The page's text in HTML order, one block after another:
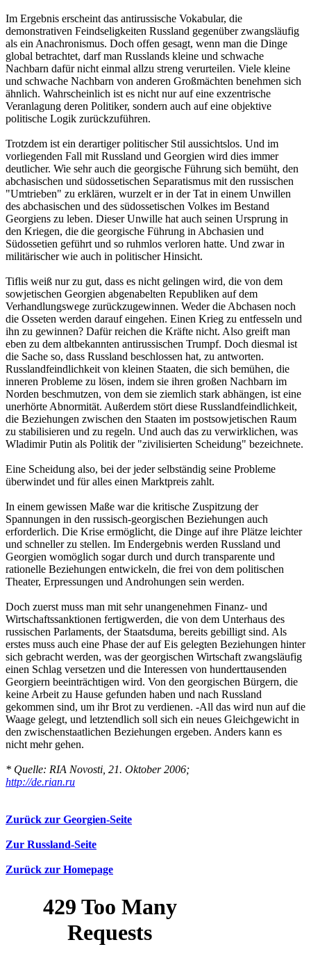
Im Ergebnis erscheint das antirussische Vokabular, die
demonstrativen Feindseligkeiten Russland gegenüber zwangsläufig
als ein Anachronismus. Doch offen gesagt, wenn man die Dinge
global betrachtet, darf man Russlands kleine und schwache
Nachbarn dafür nicht einmal allzu streng verurteilen. Viele kleine
und schwache Nachbarn von anderen Großmächten benehmen sich
ähnlich. Wahrscheinlich ist es nicht nur auf eine exzentrische
Veranlagung deren Politiker, sondern auch auf eine objektive
politische Logik zurückzuführen.
Trotzdem ist ein derartiger politischer Stil aussichtslos. Und im
vorliegenden Fall mit Russland und Georgien wird dies immer
deutlicher. Wie sehr auch die georgische Führung sich bemüht, den
abchasischen und südossetischen Separatismus mit den russischen
"Umtrieben" zu erklären, wurzelt er in der Tat in einem Unwillen
des abchasischen und des südossetischen Volkes im Bestand
Georgiens zu leben. Dieser Unwille hat auch seinen Ursprung in
den Kriegen, die die georgische Führung in Abchasien und
Südossetien geführt und so ruhmlos verloren hatte. Und zwar in
militärischer wie auch in politischer Hinsicht.
Tiflis weiß nur zu gut, dass es nicht gelingen wird, die von dem
sowjetischen Georgien abgenabelten Republiken auf dem
Verhandlungswege zurückzugewinnen. Weder die Abchasen noch
die Osseten werden darauf eingehen. Einen Krieg zu entfesseln und
ihn zu gewinnen? Dafür reichen die Kräfte nicht. Also greift man
eben zu dem altbekannten antirussischen Trumpf. Doch diesmal ist
die Sache so, dass Russland beschlossen hat, zu antworten.
Russlandfeindlichkeit von kleinen Staaten, die sich bemühen, die
inneren Probleme zu lösen, indem sie ihren großen Nachbarn im
Norden beschmutzen, von dem sie ziemlich stark abhängen, ist eine
unerhörte Abnormität. Außerdem stört diese Russlandfeindlichkeit,
die Beziehungen zwischen den Staaten im postsowjetischen Raum
zu stabilisieren und zu regeln. Und auch das zu verwirklichen, was
Wladimir Putin als Politik der "zivilisierten Scheidung" bezeichnete.
Eine Scheidung also, bei der jeder selbständig seine Probleme
überwindet und für alles einen Marktpreis zahlt.
In einem gewissen Maße war die kritische Zuspitzung der
Spannungen in den russisch-georgischen Beziehungen auch
erforderlich. Die Krise ermöglicht, die Dinge auf ihre Plätze leichter
und schneller zu stellen. Im Endergebnis werden Russland und
Georgien womöglich sogar durch und durch transparente und
rationelle Beziehungen entwickeln, die frei von dem politischen
Theater, Erpressungen und Androhungen sein werden.
Doch zuerst muss man mit sehr unangenehmen Finanz- und
Wirtschaftssanktionen fertigwerden, die von dem Unterhaus des
russischen Parlaments, der Staatsduma, bereits gebilligt sind. Als
erstes muss auch eine Phase der auf Eis gelegten Beziehungen hinter
sich gebracht werden, was der georgischen Wirtschaft zwangsläufig
einen Schlag versetzen und die Interessen von hunderttausenden
Georgiern beeinträchtigen wird. Von den georgischen Bürgern, die
keine Arbeit zu Hause gefunden haben und nach Russland
gekommen sind, um ihr Brot zu verdienen. -All das wird nun auf die
Waage gelegt, und letztendlich soll sich ein neues Gleichgewicht in
den zwischenstaatlichen Beziehungen ergeben. Anders kann es
nicht mehr gehen.
* Quelle: RIA Novosti, 21. Oktober 2006;
http://de.rian.ru
Zurück zur Georgien-Seite
Zur Russland-Seite
Zurück zur Homepage